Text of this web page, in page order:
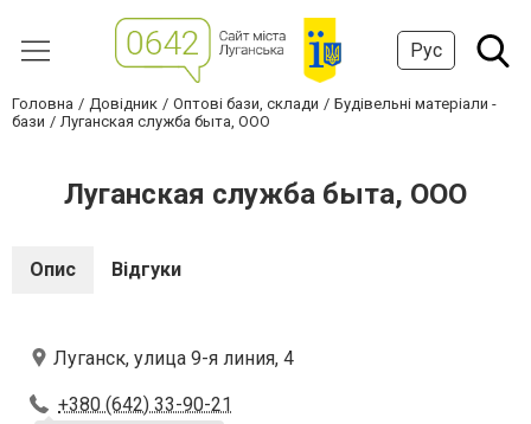
Рус
Головна Довідник Оптові бази, склади
Будівельні матеріали -
бази
Луганская служба быта, ООО
Луганская служба быта, ООО
Опис Відгуки
Луганск, улица 9-я линия, 4
+380 (642) 33-90-21